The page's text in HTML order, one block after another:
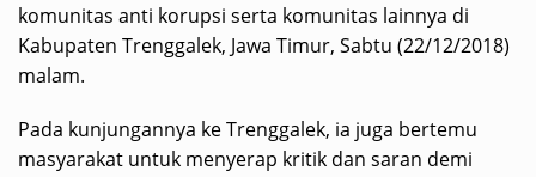
komunitas anti korupsi serta komunitas lainnya di
Kabupaten Trenggalek, Jawa Timur, Sabtu (22/12/2018)
malam.
Pada kunjungannya ke Trenggalek, ia juga bertemu
masyarakat untuk menyerap kritik dan saran demi